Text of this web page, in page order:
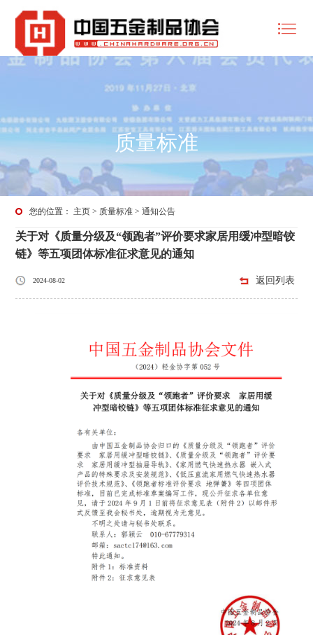
质量标准
您的位置： 主页 > 质量标准 >通知公告
关于对《质量分级及“领跑者”评价要求家居用缓冲型暗铰
链》等五项团体标准征求意见的通知
2024-08-02 返回列表